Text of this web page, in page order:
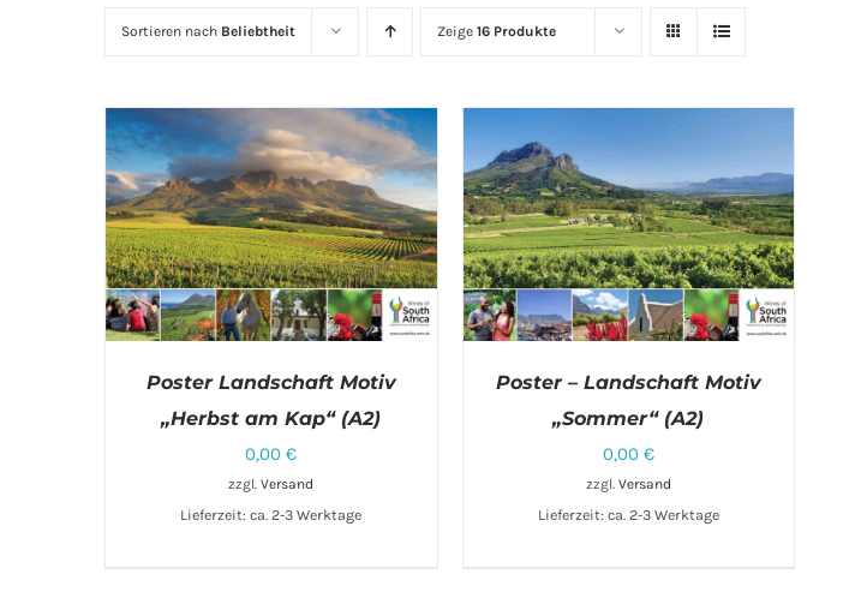
Sortieren nach Beliebtheit Zeige 16 Produkte
IN DEN WARENKORB
Poster Landschaft Motiv
„Herbst am Kap“ (A2)
0,00€
zzgl.Versand
Lieferzeit: ca. 2-3 Werktage
IN DEN WARENKORB
Poster – Landschaft Motiv
„Sommer“ (A2)
0,00 €
zzgl. Versand
Lieferzeit: ca. 2-3 Werktage